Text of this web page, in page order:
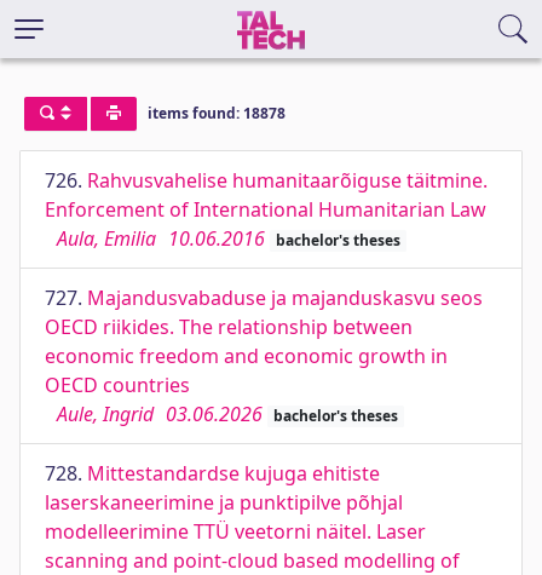
items found: 18878
726. Rahvusvahelise humanitaarõiguse täitmine.
Enforcement of International Humanitarian Law
Aula, Emilia 10.06.2016 bachelor's theses
727. Majandusvabaduse ja majanduskasvu seos
OECD riikides. The relationship between
economic freedom and economic growth in
OECD countries
Aule, Ingrid 03.06.2026 bachelor's theses
728. Mittestandardse kujuga ehitiste
laserskaneerimine ja punktipilve põhjal
modelleerimine TTÜ veetorni näitel. Laser
scanning and point-cloud based modelling of